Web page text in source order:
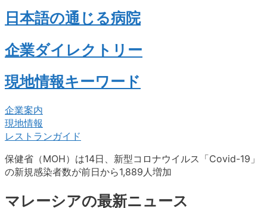
日本語の通じる病院
企業ダイレクトリー
現地情報キーワード
企業案内
現地情報
レストランガイド
保健省（MOH）は14日、新型コロナウイルス「Covid-19」
の新規感染者数が前日から1,889人増加
マレーシアの最新ニュース